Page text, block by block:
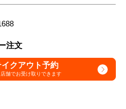
注文
クアウト予約
店舗でお受け取りできます